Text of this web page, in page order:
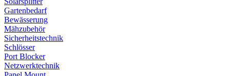
Gartenbedarf
Bewässerung
Mähzubehör
Sicherheitstechnik
Schlösser
Port Blocker
Netzwerktechnik